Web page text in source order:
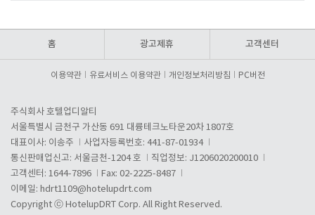
홈 광고제휴 고객센터
이용약관 유료서비스 이용약관 개인정보처리방침 PC버전
주식회사 호텔업디알티
서울특별시 금천구 가산동 691 대륭테크노타운20차 1807호
대표이사: 이송주
사업자등록번호: 441-87-01934
통신판매업신고: 서울금천-1204 호
직업정보: J1206020200010
고객센터: 1644-7896
Fax: 02-2225-8487
이메일: hdrt1109@hotelupdrt.com
Copyright ⓒ HotelupDRT Corp. All Right Reserved.